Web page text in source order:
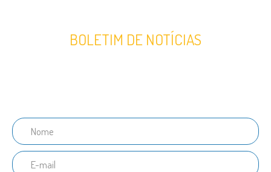
BOLETIM DE NOTÍCIAS